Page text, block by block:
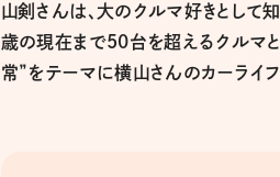
山剣さんは、大のクルマ好きとして
歳の現在まで50台を超えるクルマ
常”をテーマに横山さんのカーライフ